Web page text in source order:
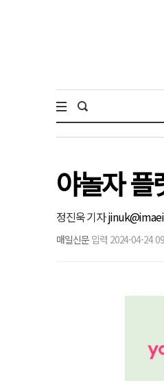
야놀자 플
정진욱 기자
매일신문 입력 2024-04-24